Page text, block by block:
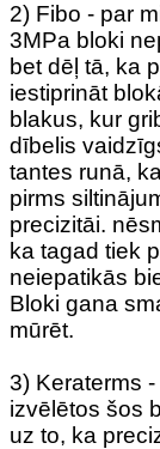
2) Fibo - par
3MPa bloki
bet dēļ tā, ka
iestiprināt
blakus, kur
dībelis
tantes runā,
pirms
precizitāi.
ka tagad tiek
neiepatikās
Bloki gana
mūrēt.
3) Keraterms
izvēlētos šos
uz to, ka